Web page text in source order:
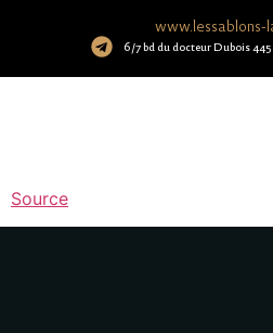
www.lessablons-
6/7 bd du docteur Dubois
Source